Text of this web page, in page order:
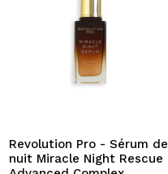
Revolution Pro - Sérum de
nuit Miracle Night Rescue